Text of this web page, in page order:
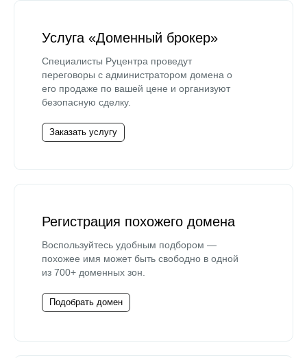
Услуга «Доменный брокер»
Специалисты Руцентра проведут
переговоры с администратором домена о
его продаже по вашей цене и организуют
безопасную сделку.
Заказать услугу
Регистрация похожего домена
Воспользуйтесь удобным подбором —
похожее имя может быть свободно в одной
из 700+ доменных зон.
Подобрать домен